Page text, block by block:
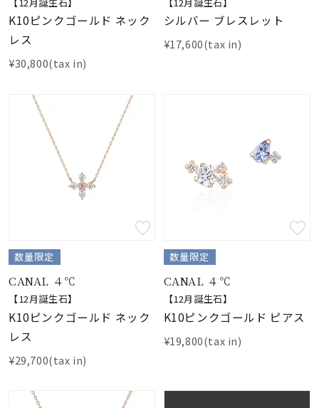
K10ピンクゴールド ネック
レス
¥30,800(tax in)
シルバー ブレスレット
¥17,600(tax in)
数量限定
CANAL ４℃
【12月誕生石】
K10ピンクゴールド ネック
レス
¥29,700(tax in)
数量限定
CANAL ４℃
【12月誕生石】
K10ピンクゴールド ピアス
¥19,800(tax in)